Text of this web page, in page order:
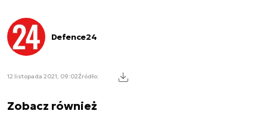
Defence24
12 listopada 2021, 09:02Źródło:
Zobacz również